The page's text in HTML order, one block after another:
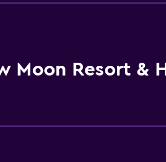
Moon Resort &